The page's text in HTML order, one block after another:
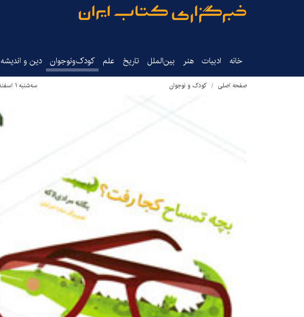
خانه ادبیات هنر بین‌الملل تاریخ‌ علم کودک‌ونوجوان دین و اندیشه
صفحه اصلی کودک و نوجوان سه‌شنبه ۱ اسفند ۱۳۹۱ - ۱۳:۱۱